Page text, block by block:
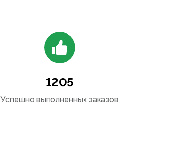
1205
Успешно выполненных заказов